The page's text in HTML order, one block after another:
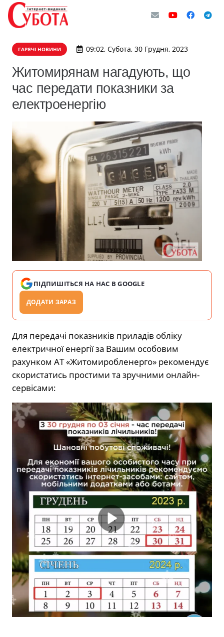
ГАРЯЧІ НОВИНИ 09:02, Субота, 30 Грудня, 2023
Житомирянам нагадують, що
час передати показники за
електроенергію
ПІДПИШІТЬСЯ НА НАС В GOOGLE
ДОДАТИ ЗАРАЗ
Для передачі показників приладів обліку
електричної енергії за Вашим особовим
рахунком АТ «Житомиробленерго» рекомендує
скористатись простими та зручними онлайн-
сервісами: